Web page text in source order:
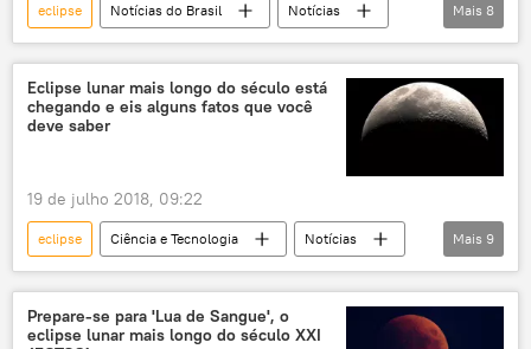
eclipse Notícias do Brasil
Notícias
astronomia
Lua de Sangue
céu
astrônomo
eclipse lunar
fenômeno astronômico
Lua NASA
Mais 8
Eclipse lunar mais longo do século está
chegando e eis alguns fatos que você
deve saber
19 de julho 2018, 09:22
eclipse Ciência e Tecnologia
Notícias
Sociedade
Ásia
América do Sul
América Central
Austrália
Marte Terra
Mais 9
Prepare-se para 'Lua de Sangue', o
eclipse lunar mais longo do século XXI